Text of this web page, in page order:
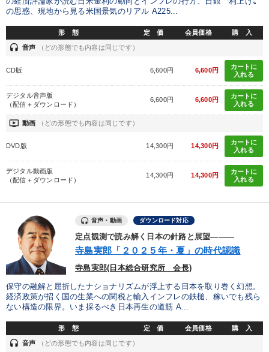
の思惑、現地から見る米国景気のリアル A225...
形 態 定 価 会員価格 購 入
headset 音声 （どの形態でも内容は同じです）
CD版 6,600円 6,600円
カートに
入れる
デジタル音声版
（配信＋ダウンロード）
6,600円 6,600円
カートに
入れる
ondemand_video 動画 （どの形態でも内容は同じです）
DVD版 14,300円 14,300円
カートに
入れる
デジタル動画版
（配信＋ダウンロード）
14,300円 14,300円
カートに
入れる
音声・動画 ダウンロード対応
定点観測で読み解く日本の針路と展望―――
寺島実郎「２０２５年・夏」の時代認識
寺島実郎(日本総合研究所 会長)
保守の融解と屈折したナショナリズムが浮上する日本を取り巻く幻想。
経済政策が招く国の生業への関税と輸入インフレの鉄槌、稼いでも残ら
ない構造の限界。いま採るべき日本再生の道筋 A...
形 態 定 価 会員価格 購 入
headset 音声 （どの形態でも内容は同じです）